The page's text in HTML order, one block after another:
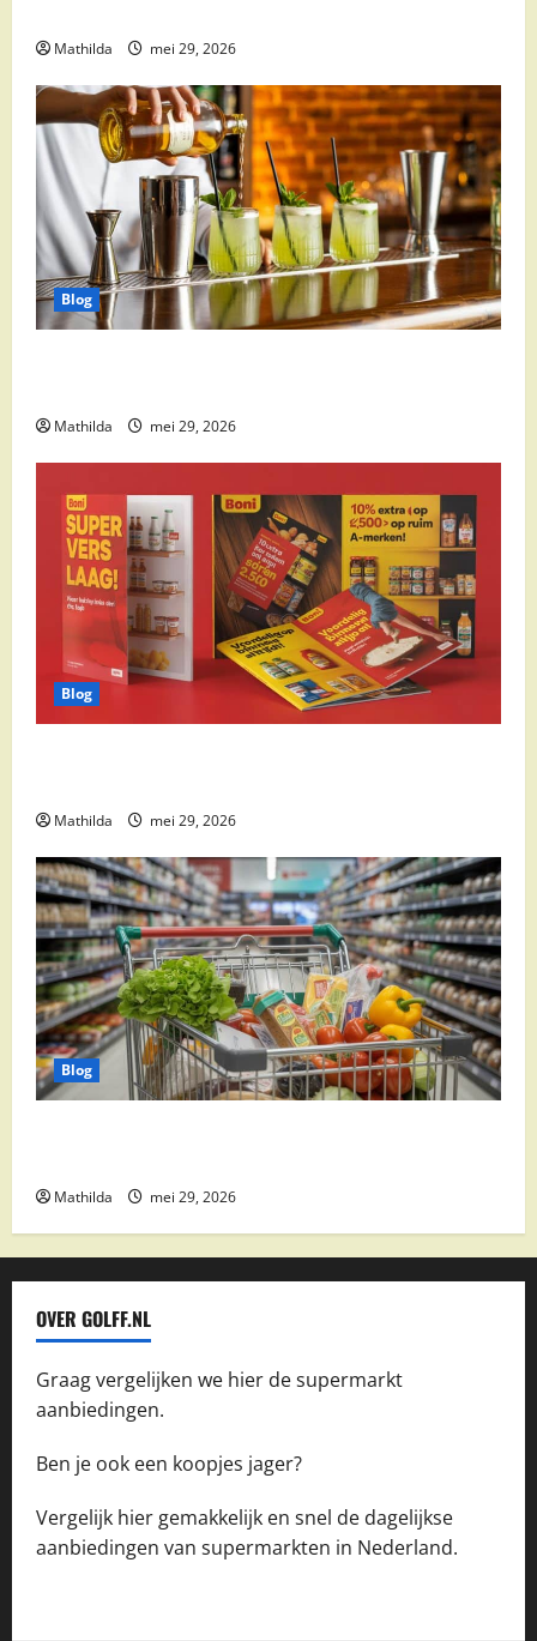
Mathilda mei 29, 2026
Blog
Mathilda mei 29, 2026
Blog
Mathilda mei 29, 2026
Blog
Mathilda mei 29, 2026
OVER GOLFF.NL
Graag vergelijken we hier de supermarkt
aanbiedingen.
Ben je ook een koopjes jager?
Vergelijk hier gemakkelijk en snel de dagelijkse
aanbiedingen van supermarkten in Nederland.